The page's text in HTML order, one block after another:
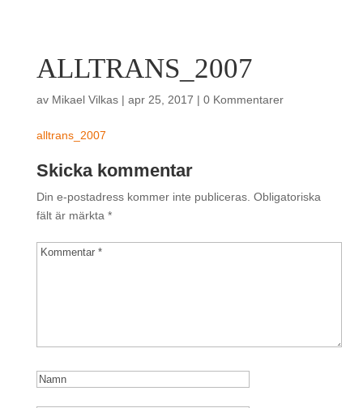
ALLTRANS_2007
av Mikael Vilkas| apr 25, 2017 | 0 Kommentarer
alltrans_2007
Skicka kommentar
Din e-postadress kommer inte publiceras. Obligatoriska
fält är märkta *